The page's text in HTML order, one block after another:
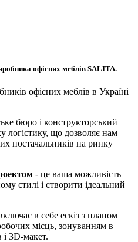
офісних меблів SALITA.
офісних меблів в Україні
бюро і конструкторський
логістику, що дозволяє нам
постачальників на ринку
- це ваша можливість
стилі і створити ідеальний
в себе ескіз з планом
місць, зонуванням в
і 3D-макет.